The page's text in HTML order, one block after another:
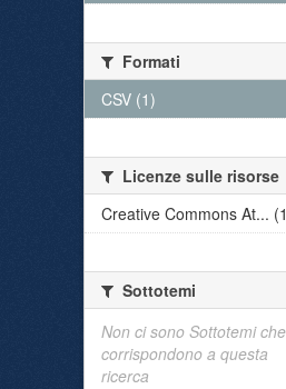
Formati
CSV (1)
Licenze sulle risorse
Creative Commons At...
Sottotemi
Non ci sono Sottotemi che
corrispondono a questa
ricerca